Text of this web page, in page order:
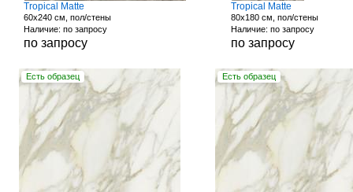
Tropical Matte
60x240 см, пол/стены
Наличие: по запросу
по запросу
Tropical Matte
80x180 см, пол/стены
Наличие: по запросу
по запросу
Есть образец Есть образец